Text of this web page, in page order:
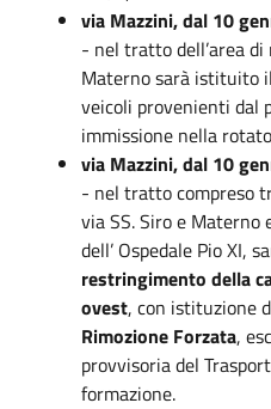
via Mazzini, dal 10
- nel tratto dell’area
Materno sarà istituito
veicoli provenienti dal
immissione nella
via Mazzini, dal 10
- nel tratto compreso
via SS. Siro e Materno
dell’ Ospedale Pio XI,
restringimento della
ovest, con istituzione
Rimozione Forzata,
provvisoria del
formazione.